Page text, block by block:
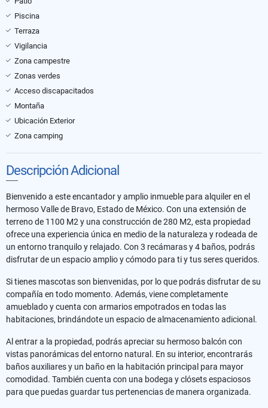
Piscina
Terraza
Vigilancia
Zona campestre
Zonas verdes
Acceso discapacitados
Montaña
Ubicación Exterior
Zona camping
Descripción Adicional
Bienvenido a este encantador y amplio inmueble para alquiler en el
hermoso Valle de Bravo, Estado de México. Con una extensión de
terreno de 1100 M2 y una construcción de 280 M2, esta propiedad
ofrece una experiencia única en medio de la naturaleza y rodeada de
un entorno tranquilo y relajado. Con 3 recámaras y 4 baños, podrás
disfrutar de un espacio amplio y cómodo para ti y tus seres queridos.
Si tienes mascotas son bienvenidas, por lo que podrás disfrutar de su
compañía en todo momento. Además, viene completamente
amueblado y cuenta con armarios empotrados en todas las
habitaciones, brindándote un espacio de almacenamiento adicional.
Al entrar a la propiedad, podrás apreciar su hermoso balcón con
vistas panorámicas del entorno natural. En su interior, encontrarás
baños auxiliares y un baño en la habitación principal para mayor
comodidad. También cuenta con una bodega y clósets espaciosos
para que puedas guardar tus pertenencias de manera organizada.